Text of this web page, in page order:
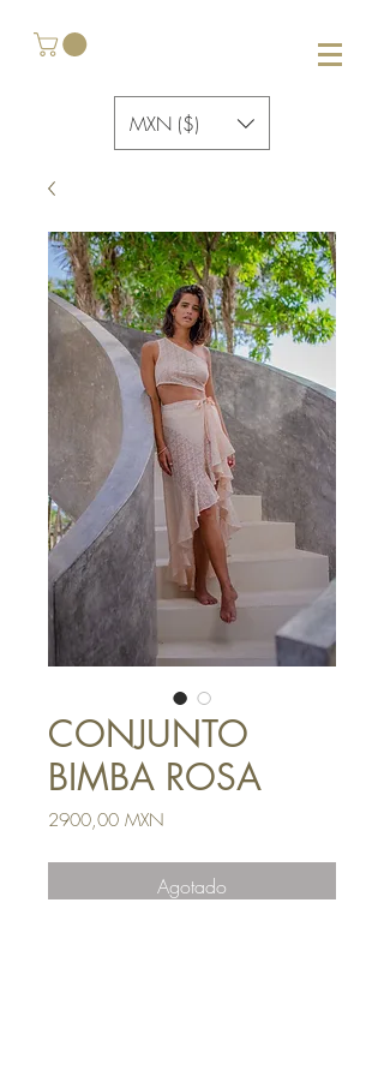
MXN ($)
CONJUNTO
BIMBA ROSA
2900,00 MXN
Agotado